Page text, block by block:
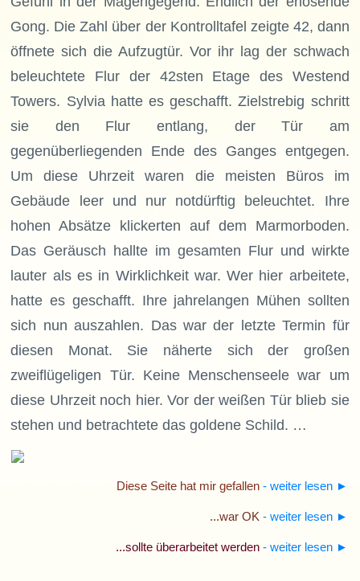
Gong. Die Zahl über der Kontrolltafel zeigte 42, dann
öffnete sich die Aufzugtür. Vor ihr lag der schwach
beleuchtete Flur der 42sten Etage des Westend
Towers. Sylvia hatte es geschafft. Zielstrebig schritt
sie den Flur entlang, der Tür am
gegenüberliegenden Ende des Ganges entgegen.
Um diese Uhrzeit waren die meisten Büros im
Gebäude leer und nur notdürftig beleuchtet. Ihre
hohen Absätze klickerten auf dem Marmorboden.
Das Geräusch hallte im gesamten Flur und wirkte
lauter als es in Wirklichkeit war. Wer hier arbeitete,
hatte es geschafft. Ihre jahrelangen Mühen sollten
sich nun auszahlen. Das war der letzte Termin für
diesen Monat. Sie näherte sich der großen
zweiflügeligen Tür. Keine Menschenseele war um
diese Uhrzeit noch hier. Vor der weißen Tür blieb sie
stehen und betrachtete das goldene Schild. …
Diese Seite hat mir gefallen- weiter lesen ►
...war OK - weiter lesen ►
...sollte überarbeitet werden - weiter lesen ►